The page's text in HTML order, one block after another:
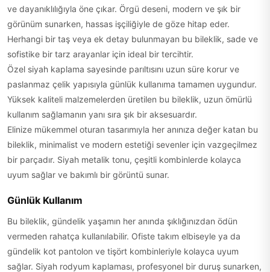
ve dayanıklılığıyla öne çıkar. Örgü deseni, modern ve şık bir
görünüm sunarken, hassas işçiliğiyle de göze hitap eder.
Herhangi bir taş veya ek detay bulunmayan bu bileklik, sade ve
sofistike bir tarz arayanlar için ideal bir tercihtir.
Özel siyah kaplama sayesinde parıltısını uzun süre korur ve
paslanmaz çelik yapısıyla günlük kullanıma tamamen uygundur.
Yüksek kaliteli malzemelerden üretilen bu bileklik, uzun ömürlü
kullanım sağlamanın yanı sıra şık bir aksesuardır.
Elinize mükemmel oturan tasarımıyla her anınıza değer katan bu
bileklik, minimalist ve modern estetiği sevenler için vazgeçilmez
bir parçadır. Siyah metalik tonu, çeşitli kombinlerde kolayca
uyum sağlar ve bakımlı bir görüntü sunar.
Günlük Kullanım
Bu bileklik, gündelik yaşamın her anında şıklığınızdan ödün
vermeden rahatça kullanılabilir. Ofiste takım elbiseyle ya da
gündelik kot pantolon ve tişört kombinleriyle kolayca uyum
sağlar. Siyah rodyum kaplaması, profesyonel bir duruş sunarken,